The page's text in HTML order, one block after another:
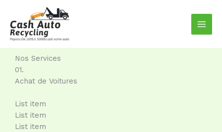
contenu
Nos Services
01.
Achat de Voitures
List item
List item
List item